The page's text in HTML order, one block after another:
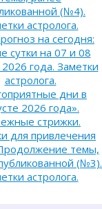
(№4).
астролога.
на сегодня:
сутки на 07 и 08
2026 года. Заметки
астролога.
дни в
2026 года».
стрижки.
для привлечения
темы,
(№3).
астролога.